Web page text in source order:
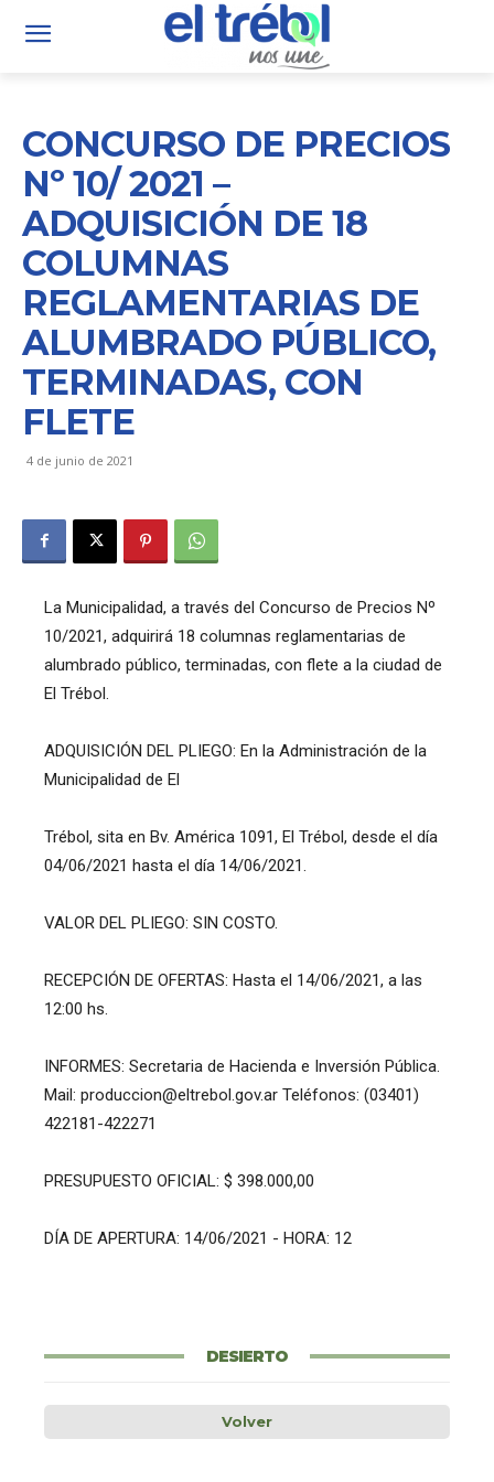
CONCURSO DE PRECIOS
Nº 10/ 2021 –
ADQUISICIÓN DE 18
COLUMNAS
REGLAMENTARIAS DE
ALUMBRADO PÚBLICO,
TERMINADAS, CON
FLETE
4 de junio de 2021
La Municipalidad, a través del Concurso de Precios Nº
10/2021, adquirirá 18 columnas reglamentarias de
alumbrado público, terminadas, con flete a la ciudad de
El Trébol.
ADQUISICIÓN DEL PLIEGO: En la Administración de la
Municipalidad de El
Trébol, sita en Bv. América 1091, El Trébol, desde el día
04/06/2021 hasta el día 14/06/2021.
VALOR DEL PLIEGO: SIN COSTO.
RECEPCIÓN DE OFERTAS: Hasta el 14/06/2021, a las
12:00 hs.
INFORMES: Secretaria de Hacienda e Inversión Pública.
Mail: produccion@eltrebol.gov.ar Teléfonos: (03401)
422181-422271
PRESUPUESTO OFICIAL: $ 398.000,00
DÍA DE APERTURA: 14/06/2021 - HORA: 12
DESIERTO
Volver